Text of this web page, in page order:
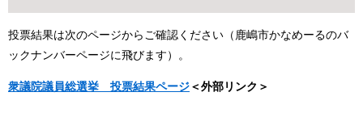
投票結果は次のページからご確認ください（鹿嶋市かなめーるのバ
ックナンバーページに飛びます）。
衆議院議員総選挙 投票結果ページ＜外部リンク＞